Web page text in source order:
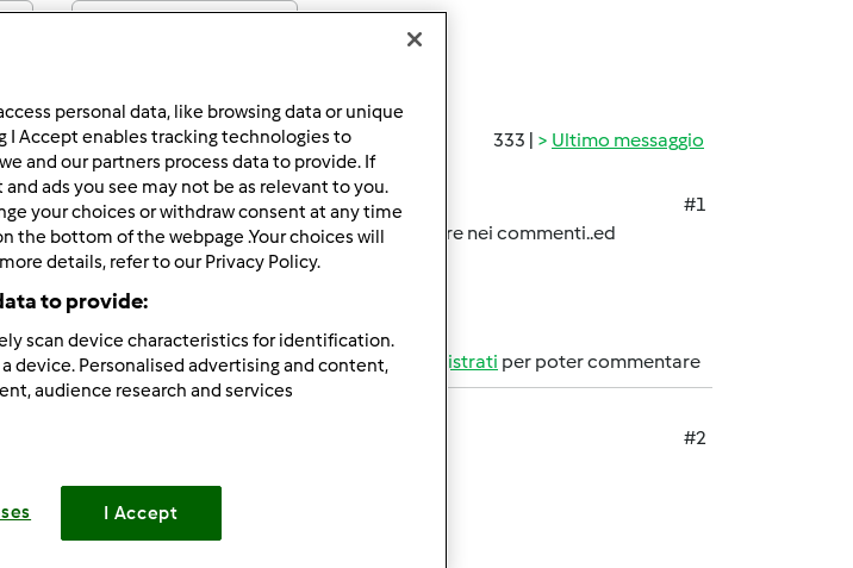
333 | Ultimo messaggio
#1
ricetta che hai fatto, ma gia esistente, la puoi inserire nei commenti..ed
tu VARIANTE
Accedio registrati per poter commentare
#2
personal data, like browsing data or unique
I Accept enables tracking technologies to
and our partners process data to provide. If
ads you see may not be as relevant to you.
your choices or withdraw consent at any time
the bottom of the webpage .Your choices will
details, refer to our Privacy Policy.
to provide:
scan device characteristics for identification.
device. Personalised advertising and content,
audience research and services
I Accept